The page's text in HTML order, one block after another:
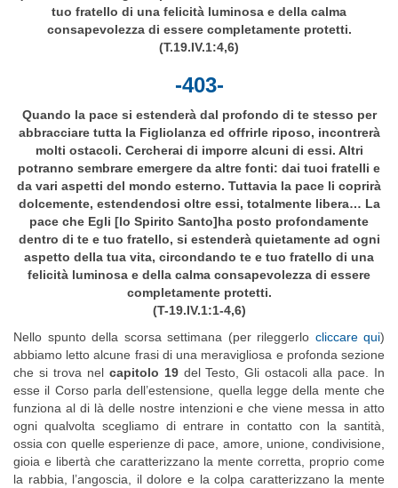
tuo fratello di una felicità luminosa e della calma
consapevolezza di essere completamente protetti.
(T.19.IV.1:4,6)
-403-
Quando la pace si estenderà dal profondo di te stesso per
abbracciare tutta la Figliolanza ed offrirle riposo, incontrerà
molti ostacoli. Cercherai di imporre alcuni di essi. Altri
potranno sembrare emergere da altre fonti: dai tuoi fratelli e
da vari aspetti del mondo esterno. Tuttavia la pace li coprirà
dolcemente, estendendosi oltre essi, totalmente libera… La
pace che Egli [lo Spirito Santo]ha posto profondamente
dentro di te e tuo fratello, si estenderà quietamente ad ogni
aspetto della tua vita, circondando te e tuo fratello di una
felicità luminosa e della calma consapevolezza di essere
completamente protetti.
(T-19.IV.1:1-4,6)
Nello spunto della scorsa settimana (per rileggerlo cliccare qui)
abbiamo letto alcune frasi di una meravigliosa e profonda sezione
che si trova nel capitolo 19del Testo, Gli ostacoli alla pace. In
esse il Corso parla dell’estensione, quella legge della mente che
funziona al di là delle nostre intenzioni e che viene messa in atto
ogni qualvolta scegliamo di entrare in contatto con la santità,
ossia con quelle esperienze di pace, amore, unione, condivisione,
gioia e libertà che caratterizzano la mente corretta, proprio come
la rabbia, l’angoscia, il dolore e la colpa caratterizzano la mente